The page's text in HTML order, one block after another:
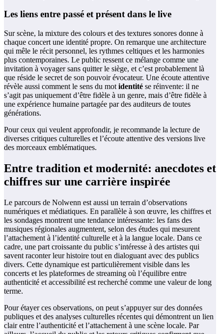
Les liens entre passé et présent dans le live
Sur scène, la mixture des colours et des textures sonores donne à
chaque concert une identité propre. On remarque une architecture
qui mêle le récit personnel, les rythmes celtiques et les harmonies
plus contemporaines. Le public ressent ce mélange comme une
invitation à voyager sans quitter le siège, et c’est probablement là
que réside le secret de son pouvoir évocateur. Une écoute attentive
révèle aussi comment le sens du mot identité se réinvente: il ne
s’agit pas uniquement d’être fidèle à un genre, mais d’être fidèle à
une expérience humaine partagée par des auditeurs de toutes
générations.
Pour ceux qui veulent approfondir, je recommande la lecture de
diverses critiques culturelles et l’écoute attentive des versions live
des morceaux emblématiques.
Entre tradition et modernité: anecdotes et
chiffres sur une carrière inspirée
Le parcours de Nolwenn est aussi un terrain d’observations
numériques et médiatiques. En parallèle à son œuvre, les chiffres et
les sondages montrent une tendance intéressante: les fans des
musiques régionales augmentent, selon des études qui mesurent
l’attachement à l’identité culturelle et à la langue locale. Dans ce
cadre, une part croissante du public s’intéresse à des artistes qui
savent raconter leur histoire tout en dialoguant avec des publics
divers. Cette dynamique est particulièrement visible dans les
concerts et les plateformes de streaming où l’équilibre entre
authenticité et accessibilité est recherché comme une valeur de long
terme.
Pour étayer ces observations, on peut s’appuyer sur des données
publiques et des analyses culturelles récentes qui démontrent un lien
clair entre l’authenticité et l’attachement à une scène locale. Par